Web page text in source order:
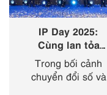
IP Day 2025:
Cùng lan tỏa
‘nhịp điệu’ của
sở hữu trí tuệ
trong kỷ nguyên
Trong bối cảnh
chuyển đổi số và